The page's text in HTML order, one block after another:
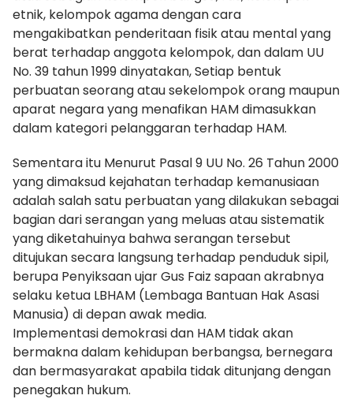
etnik, kelompok agama dengan cara
mengakibatkan penderitaan fisik atau mental yang
berat terhadap anggota kelompok, dan dalam UU
No. 39 tahun 1999 dinyatakan, Setiap bentuk
perbuatan seorang atau sekelompok orang maupun
aparat negara yang menafikan HAM dimasukkan
dalam kategori pelanggaran terhadap HAM.
Sementara itu Menurut Pasal 9 UU No. 26 Tahun 2000
yang dimaksud kejahatan terhadap kemanusiaan
adalah salah satu perbuatan yang dilakukan sebagai
bagian dari serangan yang meluas atau sistematik
yang diketahuinya bahwa serangan tersebut
ditujukan secara langsung terhadap penduduk sipil,
berupa Penyiksaan ujar Gus Faiz sapaan akrabnya
selaku ketua LBHAM (Lembaga Bantuan Hak Asasi
Manusia) di depan awak media.
Implementasi demokrasi dan HAM tidak akan
bermakna dalam kehidupan berbangsa, bernegara
dan bermasyarakat apabila tidak ditunjang dengan
penegakan hukum.